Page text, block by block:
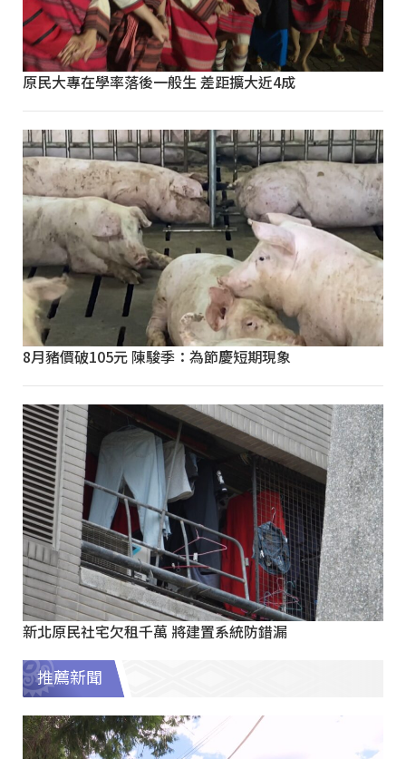
原民大專在學率落後一般生 差距擴大近4成
8月豬價破105元 陳駿季：為節慶短期現象
新北原民社宅欠租千萬 將建置系統防錯漏
推薦新聞